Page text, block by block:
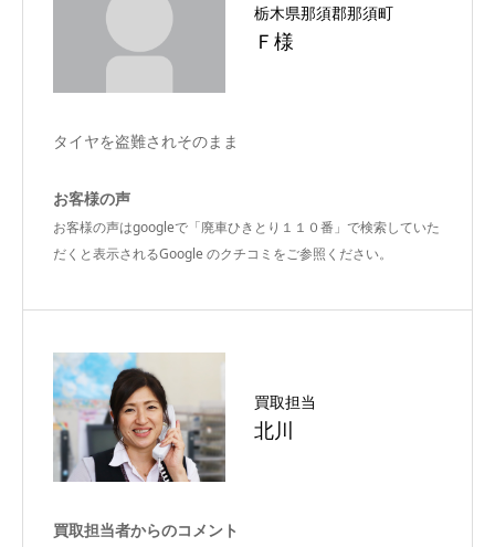
栃木県那須郡那須町
Ｆ様
タイヤを盗難されそのまま
お客様の声
お客様の声はgoogleで「廃車ひきとり１１０番」で検索していた
だくと表示されるGoogle のクチコミをご参照ください。
買取担当
北川
買取担当者からのコメント